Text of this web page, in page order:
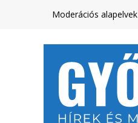
Moderációs alapelvek